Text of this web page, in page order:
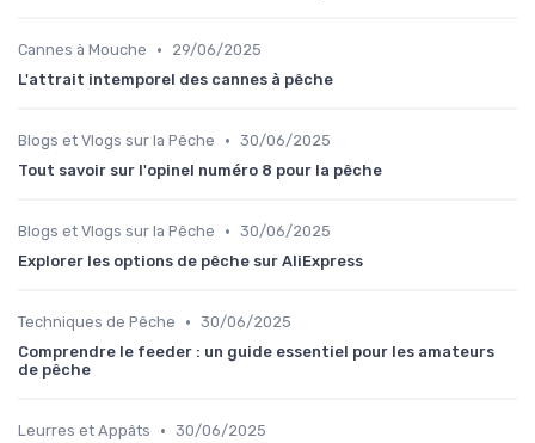
Cannes à Mouche •
29/06/2025
L'attrait intemporel des cannes à pêche
Blogs et Vlogs sur la Pêche • 30/06/2025
Tout savoir sur l'opinel numéro 8 pour la pêche
Blogs et Vlogs sur la Pêche • 30/06/2025
Explorer les options de pêche sur AliExpress
Techniques de Pêche • 30/06/2025
Comprendre le feeder : un guide essentiel pour les amateurs
de pêche
Leurres et Appâts • 30/06/2025